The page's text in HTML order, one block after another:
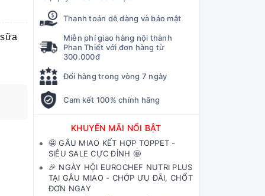
Thanh toán dễ dàng và bảo mật
Miễn phí giao hàng nội thành
Phan Thiết với đơn hàng từ
300.000đ
Đổi hàng trong vòng 7 ngày
Cam kết 100% chính hãng
KHUYẾN MÃI NỔI BẬT
🤩 GÂU MIAO KẾT HỢP TOPPET -
SIÊU SALE CỰC ĐỈNH 🤩
🎉 NGÀY HỘI EUROCHEF NUTRI PLUS
TẠI GÂU MIAO - CHỚP ƯU ĐÃI, CHỐT
ĐƠN NGAY